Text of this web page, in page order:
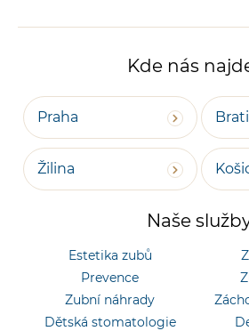
Kde nás
Praha
Žilina
Naše
Estetika zubů
Prevence
Zubní náhrady
Dětská stomatologie